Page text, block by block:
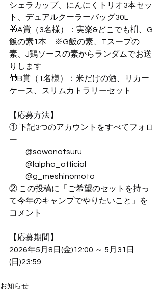
シェラカップ、にんにくトリオ3本セッ
ト、デュアルクーラーバッグ30L
🎁A賞（3名様）：実楽&どこでも枡、G
飯の素1本　※G飯の素、Tスープの
素、J鶏ソースの素からランダムでお送
りします
🎁B賞（1名様）：米だけの酒、リカー
ケース、スリムカトラリーセット
【応募方法】
① 下記3つのアカウントをすべてフォロ
ー
@sawanotsuru
@lalpha_official
@g_meshinomoto
② この投稿に「ご希望のセットを持っ
て今年のキャンプでやりたいこと」を
コメント
【応募期間】
2026年5月8日(金)12:00 ～ 5月31日
(日)23:59
お知らせ